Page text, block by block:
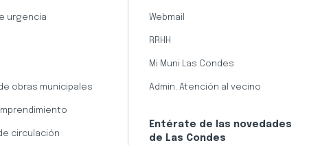
urgencia
obras municipales
circulación
Webmail
RRHH
Mi Muni Las Condes
Admin. Atención al vecino
Entérate de las novedades
de Las Condes